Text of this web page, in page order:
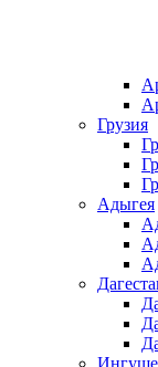
Грузия
Адыгея